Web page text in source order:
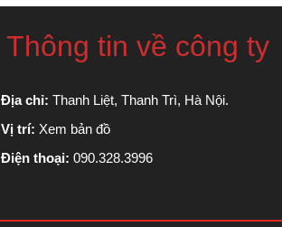
Thông tin về công ty
Địa chỉ: Thanh Liệt, Thanh Trì, Hà Nội.
Vị trí: Xem bản đồ
Điện thoại: 090.328.3996